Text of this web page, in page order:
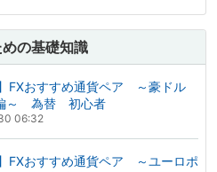
の基礎知識
】FXおすすめ通貨ペア ～豪ドル
～ 為替 初心者
06:32
FXおすすめ通貨ペア ～ユーロポ